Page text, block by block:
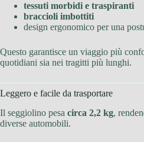
tessuti morbidi e traspiranti
braccioli imbottiti
design ergonomico per una
Questo garantisce un viaggio più
quotidiani sia nei tragitti più lunghi.
Leggero e facile da trasportare
Il seggiolino pesa circa 2,2 kg,
diverse automobili.